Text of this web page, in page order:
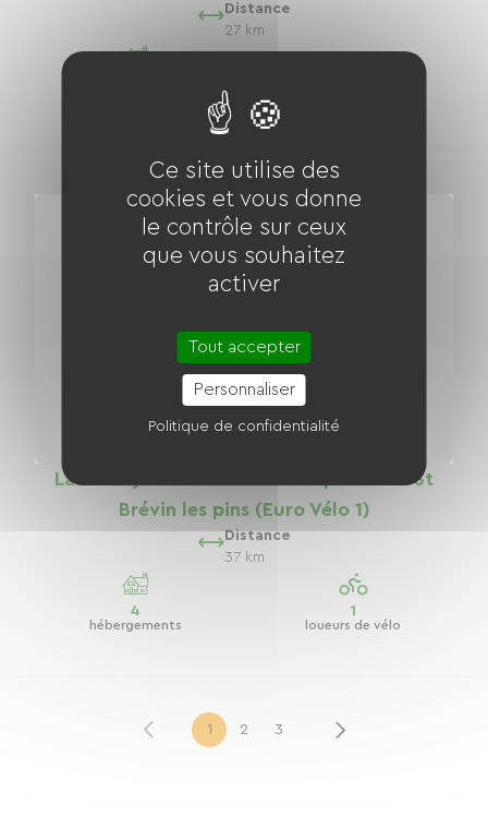
Distance
27 km
La Vélodyssée : Voie verte Le pellerin - St
Brévin les pins (Euro Vélo 1)
Distance
37 km
4
hébergements
1
loueurs de vélo
1 2 3
Ce site utilise des
cookies et vous donne
le contrôle sur ceux
que vous souhaitez
activer
Tout accepter
Personnaliser
Politique de confidentialité